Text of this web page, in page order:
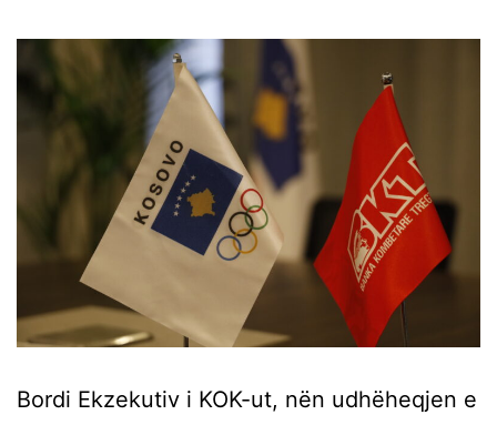
Bordi Ekzekutiv i KOK-ut, nën udhëheqjen e